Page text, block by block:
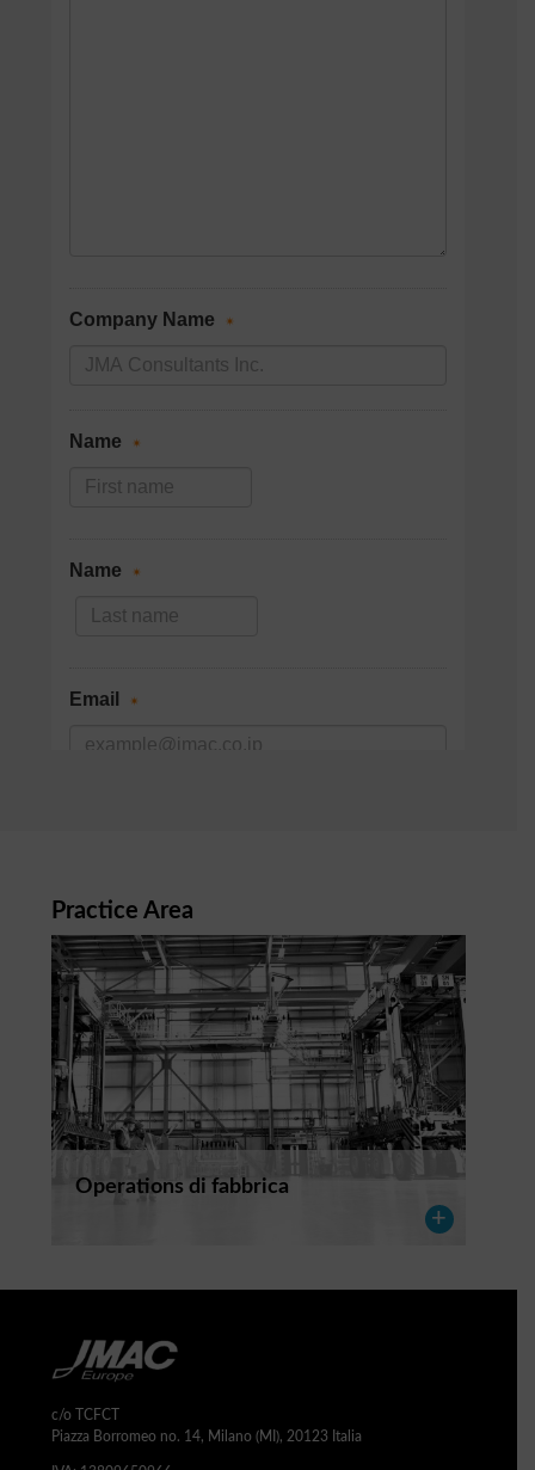
Practice Area
Operations di fabbrica
c/o TCFCT
Piazza Borromeo no. 14, Milano (MI), 20123 Italia